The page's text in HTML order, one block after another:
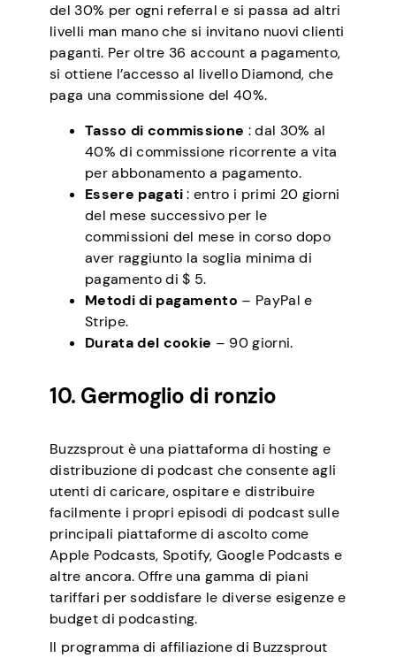
del 30% per ogni referral e si passa ad altri
livelli man mano che si invitano nuovi clienti
paganti. Per oltre 36 account a pagamento,
si ottiene l’accesso al livello Diamond, che
paga una commissione del 40%.
Tasso di commissione : dal 30% al
40% di commissione ricorrente a vita
per abbonamento a pagamento.
Essere pagati: entro i primi 20 giorni
del mese successivo per le
commissioni del mese in corso dopo
aver raggiunto la soglia minima di
pagamento di $ 5.
Metodi di pagamento – PayPal e
Stripe.
Durata del cookie – 90 giorni.
10. Germoglio di ronzio
Buzzsprout è una piattaforma di hosting e
distribuzione di podcast che consente agli
utenti di caricare, ospitare e distribuire
facilmente i propri episodi di podcast sulle
principali piattaforme di ascolto come
Apple Podcasts, Spotify, Google Podcasts e
altre ancora. Offre una gamma di piani
tariffari per soddisfare le diverse esigenze e
budget di podcasting.
Il programma di affiliazione di Buzzsprout